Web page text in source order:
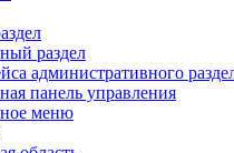
раздел
административного
панель управления
меню